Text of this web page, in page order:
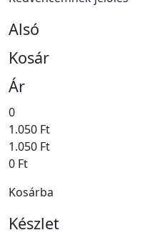
Alsó
Kosár
Ár
0
1.050 Ft
1.050 Ft
0 Ft
Kosárba
Készlet